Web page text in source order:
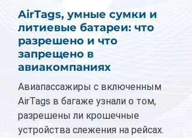
AirTags, умные сумки и
литиевые батареи: что
разрешено и что
запрещено в
авиакомпаниях
Авиапассажиры с включенным
AirTags в багаже узнали о том,
разрешены ли крошечные
устройства слежения на рейсах.